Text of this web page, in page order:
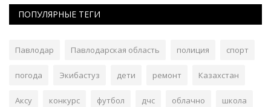
ПОПУЛЯРНЫЕ ТЕГИ
Павлодар Павлодарская область полиция спорт
погода Экибастуз дети ремонт Казахстан
Аксу конкурс футбол дчс облачно школа